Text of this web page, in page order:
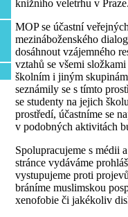
knižního veletrhu v
MOP se účastní
mezináboženského
dosáhnout vzájemného
vztahů se všemi
školním i jiným
seznámily se s tímto
se studenty na jejich
prostředí, účastníme se
v podobných aktivitách
Spolupracujeme s médii
stránce vydáváme
vystupujeme proti
bráníme muslimskou
xenofobie či jakékoliv